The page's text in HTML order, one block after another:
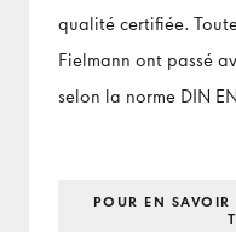
qualité certifiée.
Fielmann ont passé
selon la norme DIN
POUR EN SAVOIR